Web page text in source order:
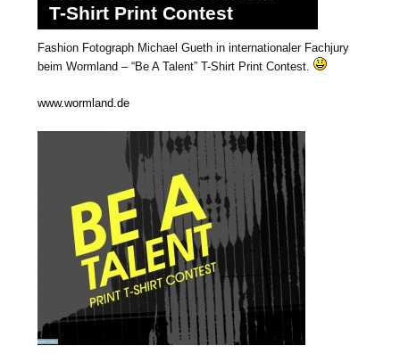
T-Shirt Print Contest
Fashion Fotograph Michael Gueth in internationaler Fachjury
beim Wormland – “Be A Talent” T-Shirt Print Contest.
www.wormland.de